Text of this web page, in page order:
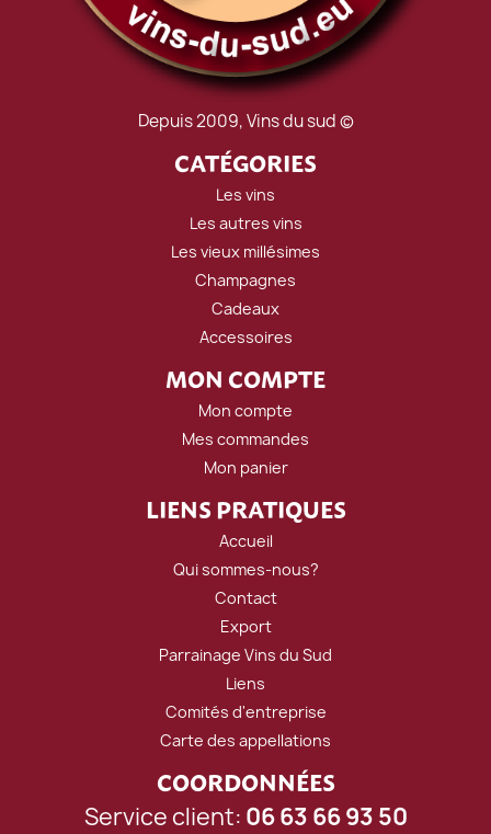
Depuis 2009, Vins du sud ©
CATÉGORIES
Les vins
Les autres vins
Les vieux millésimes
Champagnes
Cadeaux
Accessoires
MON COMPTE
Mon compte
Mes commandes
Mon panier
LIENS PRATIQUES
Accueil
Qui sommes-nous?
Contact
Export
Parrainage Vins du Sud
Liens
Comités d'entreprise
Carte des appellations
COORDONNÉES
Service client: 06 63 66 93 50